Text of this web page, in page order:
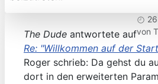
von
The Dude antwortete auf
Re: "Willkommen auf der
Roger schrieb: Da gehst du
dort in den erweiterten